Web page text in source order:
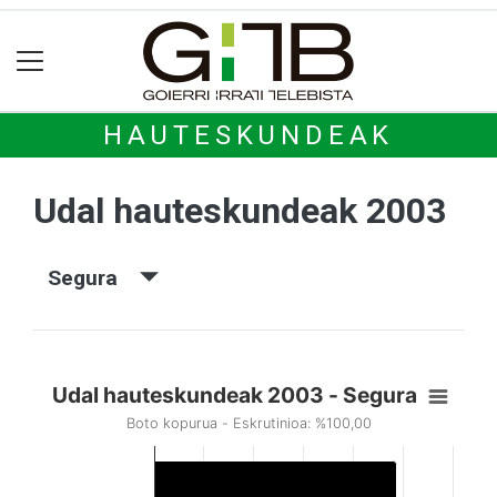
HAUTESKUNDEAK
Udal hauteskundeak 2003
Segura
Udal hauteskundeak 2003 - Segura
Boto kopurua - Eskrutinioa: %100,00